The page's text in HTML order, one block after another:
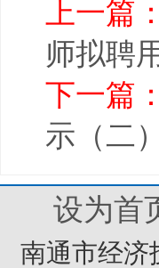
上一篇：
师拟聘
下一篇：
示（二）
设为首
南通市经济